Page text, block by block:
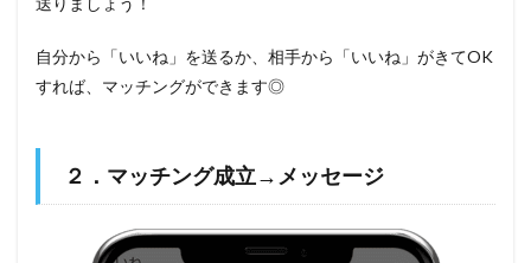
自分から「いいね」を送るか、相手から「いいね」がきてOK
すれば、マッチングができます◎
２．マッチング成立→メッセージ